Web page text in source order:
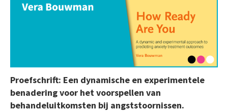
Proefschrift: Een dynamische en experimentele
benadering voor het voorspellen van
behandeluitkomsten bij angststoornissen.